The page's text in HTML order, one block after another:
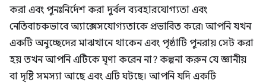
করা এবং পুনঃনির্দেশ করা দুর্বল ব্যবহারযোগ্যতা এবং
নেতিবাচকভাবে অ্যাক্সেসযোগ্যতাকে প্রভাবিত করে৷ আপনি যখন
একটি অনুচ্ছেদের মাঝখানে থাকেন এবং পৃষ্ঠাটি পুনরায় সেট করা
হয় তখন আপনি এটিকে ঘৃণা করেন না? কল্পনা করুন যে জ্ঞানীয়
বা দৃষ্টি সমস্যা আছে এবং এটি ঘটছে। আপনি যদি একটি